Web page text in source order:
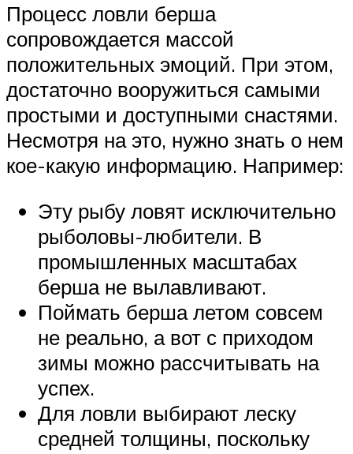
Процесс ловли берша
сопровождается массой
положительных эмоций. При этом,
достаточно вооружиться самыми
простыми и доступными снастями.
Несмотря на это, нужно знать о нем
кое-какую информацию. Например:
Эту рыбу ловят исключительно
рыболовы-любители. В
промышленных масштабах
берша не вылавливают.
Поймать берша летом совсем
не реально, а вот с приходом
зимы можно рассчитывать на
успех.
Для ловли выбирают леску
средней толщины, поскольку